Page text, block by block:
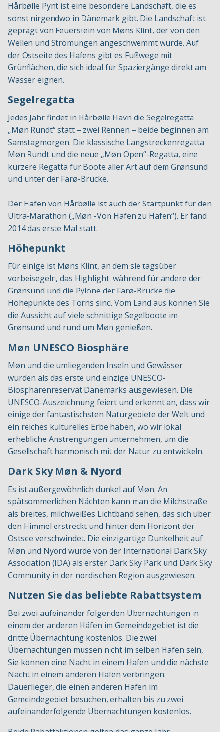
Hårbølle Pynt ist eine besondere Landschaft, die es
sonst nirgendwo in Dänemark gibt. Die Landschaft ist
geprägt von Feuerstein von Møns Klint, der von den
Wellen und Strömungen angeschwemmt wurde. Auf
der Ostseite des Hafens gibt es Fußwege mit
Grünflächen, die sich ideal für Spaziergänge direkt am
Wasser eignen.
Segelregatta
Jedes Jahr findet in Hårbølle Havn die Segelregatta
„Møn Rundt“ statt – zwei Rennen – beide beginnen am
Samstagmorgen. Die klassische Langstreckenregatta
Møn Rundt und die neue „Møn Open“-Regatta, eine
kürzere Regatta für Boote aller Art auf dem Grønsund
und unter der Farø-Brücke.
Der Hafen von Hårbølle ist auch der Startpunkt für den
Ultra-Marathon („Møn -Von Hafen zu Hafen“). Er fand
2014 das erste Mal statt.
Höhepunkt
Für einige ist Møns Klint, an dem sie tagsüber
vorbeisegeln, das Highlight, während für andere der
Grønsund und die Pylone der Farø-Brücke die
Höhepunkte des Törns sind. Vom Land aus können Sie
die Aussicht auf viele schnittige Segelboote im
Grønsund und rund um Møn genießen.
Møn UNESCO Biosphäre
Møn und die umliegenden Inseln und Gewässer
wurden als das erste und einzige UNESCO-
Biosphärenreservat Dänemarks ausgewiesen. Die
UNESCO-Auszeichnung feiert und erkennt an, dass wir
einige der fantastischsten Naturgebiete der Welt und
ein reiches kulturelles Erbe haben, wo wir lokal
erhebliche Anstrengungen unternehmen, um die
Gesellschaft harmonisch mit der Natur zu entwickeln.
Dark Sky Møn & Nyord
Es ist außergewöhnlich dunkel auf Møn. An
spätsommerlichen Nächten kann man die Milchstraße
als breites, milchweißes Lichtband sehen, das sich über
den Himmel erstreckt und hinter dem Horizont der
Ostsee verschwindet. Die einzigartige Dunkelheit auf
Møn und Nyord wurde von der International Dark Sky
Association (IDA) als erster Dark Sky Park und Dark Sky
Community in der nordischen Region ausgewiesen.
Nutzen Sie das beliebte Rabattsystem
Bei zwei aufeinander folgenden Übernachtungen in
einem der anderen Häfen im Gemeindegebiet ist die
dritte Übernachtung kostenlos. Die zwei
Übernachtungen müssen nicht im selben Hafen sein,
Sie können eine Nacht in einem Hafen und die nächste
Nacht in einem anderen Hafen verbringen.
Dauerlieger, die einen anderen Hafen im
Gemeindegebiet besuchen, erhalten bis zu zwei
aufeinanderfolgende Übernachtungen kostenlos.